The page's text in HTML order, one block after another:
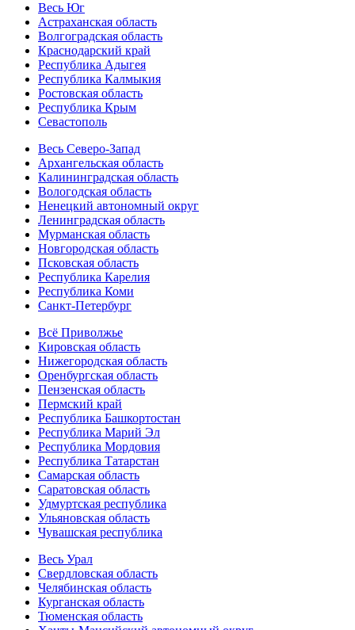
Весь Юг
Астраханская область
Волгоградская область
Краснодарский край
Республика Адыгея
Республика Калмыкия
Ростовская область
Республика Крым
Севастополь
Весь Северо-Запад
Архангельская область
Калининградская область
Вологодская область
Ненецкий автономный округ
Ленинградская область
Мурманская область
Новгородская область
Псковская область
Республика Карелия
Республика Коми
Санкт-Петербург
Всё Приволжье
Кировская область
Нижегородская область
Оренбургская область
Пензенская область
Пермский край
Республика Башкортостан
Республика Марий Эл
Республика Мордовия
Республика Татарстан
Самарская область
Саратовская область
Удмуртская республика
Ульяновская область
Чувашская республика
Весь Урал
Свердловская область
Челябинская область
Курганская область
Тюменская область